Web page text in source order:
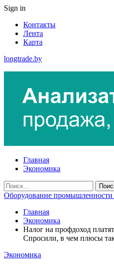
Sign in
Контакты
Лента
Карта
longtrade.by
Главная
Экономика
Оборудование промышленности
Главная
Экономика
Налог на профдоход
Спросили, в чем плюсы
Экономика